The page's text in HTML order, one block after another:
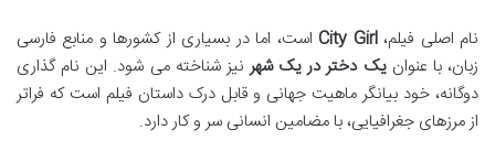
نام اصلی فیلم،City Girlاست، اما در بسیاری از کشورها و منابع فارسی
زبان، با عنوانیک دختر در یک شهرنیز شناخته می شود. این نام گذاری
دوگانه، خود بیانگر ماهیت جهانی و قابل درک داستان فیلم است که فراتر
از مرزهای جغرافیایی، با مضامین انسانی سر و کار دارد.